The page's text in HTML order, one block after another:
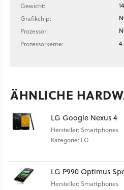
Gewicht:
Grafikchip:
Prozessor:
Prozessorkerne:
4
ÄHNLICHE
LG Google Nexus 4
Hersteller: Smartphones
Kategorie: LG
LG P990 Optimus
Hersteller: Smartphones